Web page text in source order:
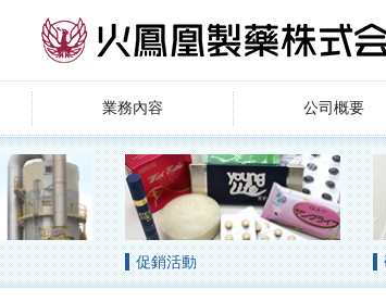
業務內容 公司概要
促銷活動